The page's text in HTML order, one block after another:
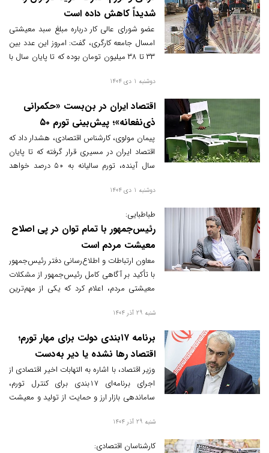
شدیداً کاهش داده است
عضو شورای عالی کار درباره مبلغ سبد معیشتی
امسال جامعه کارگری، گفت: امروز این عدد بین
۳۳ تا ۳۸ میلیون تومان بوده که تا پایان سال با
دوشنبه 1 دی 1404
اقتصاد ایران در بن‌بست «حکمرانی
ذی‌نفعانه»؛ پیش‌بینی تورم ۵۰
درصدی
پیمان مولوی، کارشناس اقتصادی، هشدار داد که
اقتصاد ایران در مسیری قرار گرفته که تا پایان
سال آینده، تورم سالیانه به ۵۰ درصد خواهد
ذینفعانه» و فقدان آزادی اقتصادی را عامل اصلی
دوشنبه 1 دی 1404
طباطبایی:
رئیس‌جمهور با تمام توان در پی اصلاح
معیشت مردم است
معاون ارتباطات و اطلاع‌رسانی دفتر رئیس‌جمهور
با تأکید بر آگاهی کامل رئیس‌جمهور از مشکلات
معیشتی مردم، اعلام کرد که یکی از مهم‌ترین
و اختصاص مستقیم آن به مصرف‌کنندگان
شنبه 29 آذر 1404
برنامه ۱۷‌بندی دولت برای مهار تورم؛
اقتصاد رها نشده یا دیر به‌دست
آمده؟
وزیر اقتصاد، با اشاره به التهابات اخیر اقتصادی از
اجرای برنامه‌ای ۱۷بندی برای کنترل تورم،
ساماندهی بازار ارز و حمایت از تولید و معیشت
شنبه 29 آذر 1404
کارشناسان اقتصادی: